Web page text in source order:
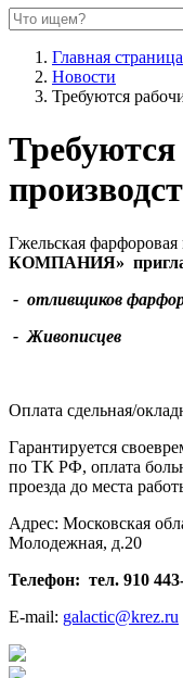
Главная страница
Новости
Требуются
Требуются
Гжельская фарфоровая
КОМПАНИЯ»
- отливщиков
- Живописцев
Оплата сдельная/
Гарантируется
по ТК РФ, оплата
проезда до места
Адрес: Московская
Молодежная, д.20
Телефон: тел. 910
E-mail: galactic@krez.ru